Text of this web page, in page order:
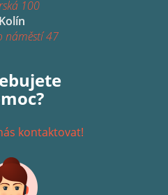
100
Kolín
náměstí 47
kontaktovat!